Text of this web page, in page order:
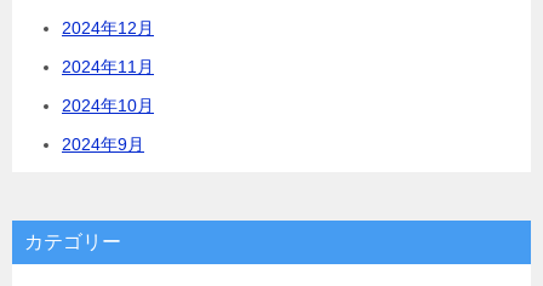
2024年12月
2024年11月
2024年10月
2024年9月
カテゴリー